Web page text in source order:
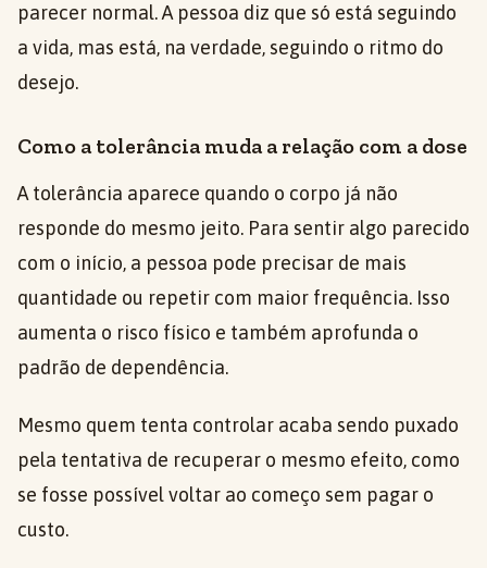
parecer normal. A pessoa diz que só está seguindo
a vida, mas está, na verdade, seguindo o ritmo do
desejo.
Como a tolerância muda a relação com a dose
A tolerância aparece quando o corpo já não
responde do mesmo jeito. Para sentir algo parecido
com o início, a pessoa pode precisar de mais
quantidade ou repetir com maior frequência. Isso
aumenta o risco físico e também aprofunda o
padrão de dependência.
Mesmo quem tenta controlar acaba sendo puxado
pela tentativa de recuperar o mesmo efeito, como
se fosse possível voltar ao começo sem pagar o
custo.